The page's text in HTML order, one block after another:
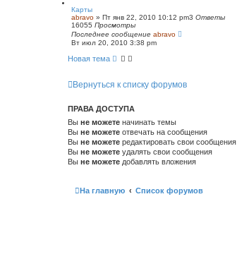
Карты
abravo » Пт янв 22, 2010 10:12 pm3 Ответы
16055 Просмотры
Последнее сообщение abravo
Вт июл 20, 2010 3:38 pm
Новая тема
Вернуться к списку форумов
ПРАВА ДОСТУПА
Вы не можете начинать темы
Вы не можете отвечать на сообщения
Вы не можете редактировать свои сообщения
Вы не можете удалять свои сообщения
Вы не можете добавлять вложения
На главную Список форумов